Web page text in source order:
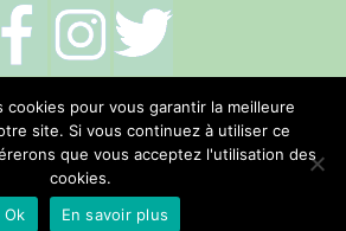
- Politique de cookies-
Me contacter
Hano Communication
cookies pour vous garantir la meilleure
site. Si vous continuez à utiliser ce
que vous acceptez l'utilisation des
cookies.
Ok
En savoir plus